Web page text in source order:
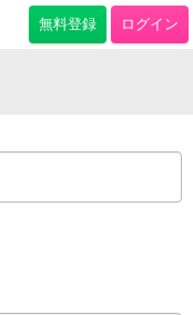
無料登録 ログイン